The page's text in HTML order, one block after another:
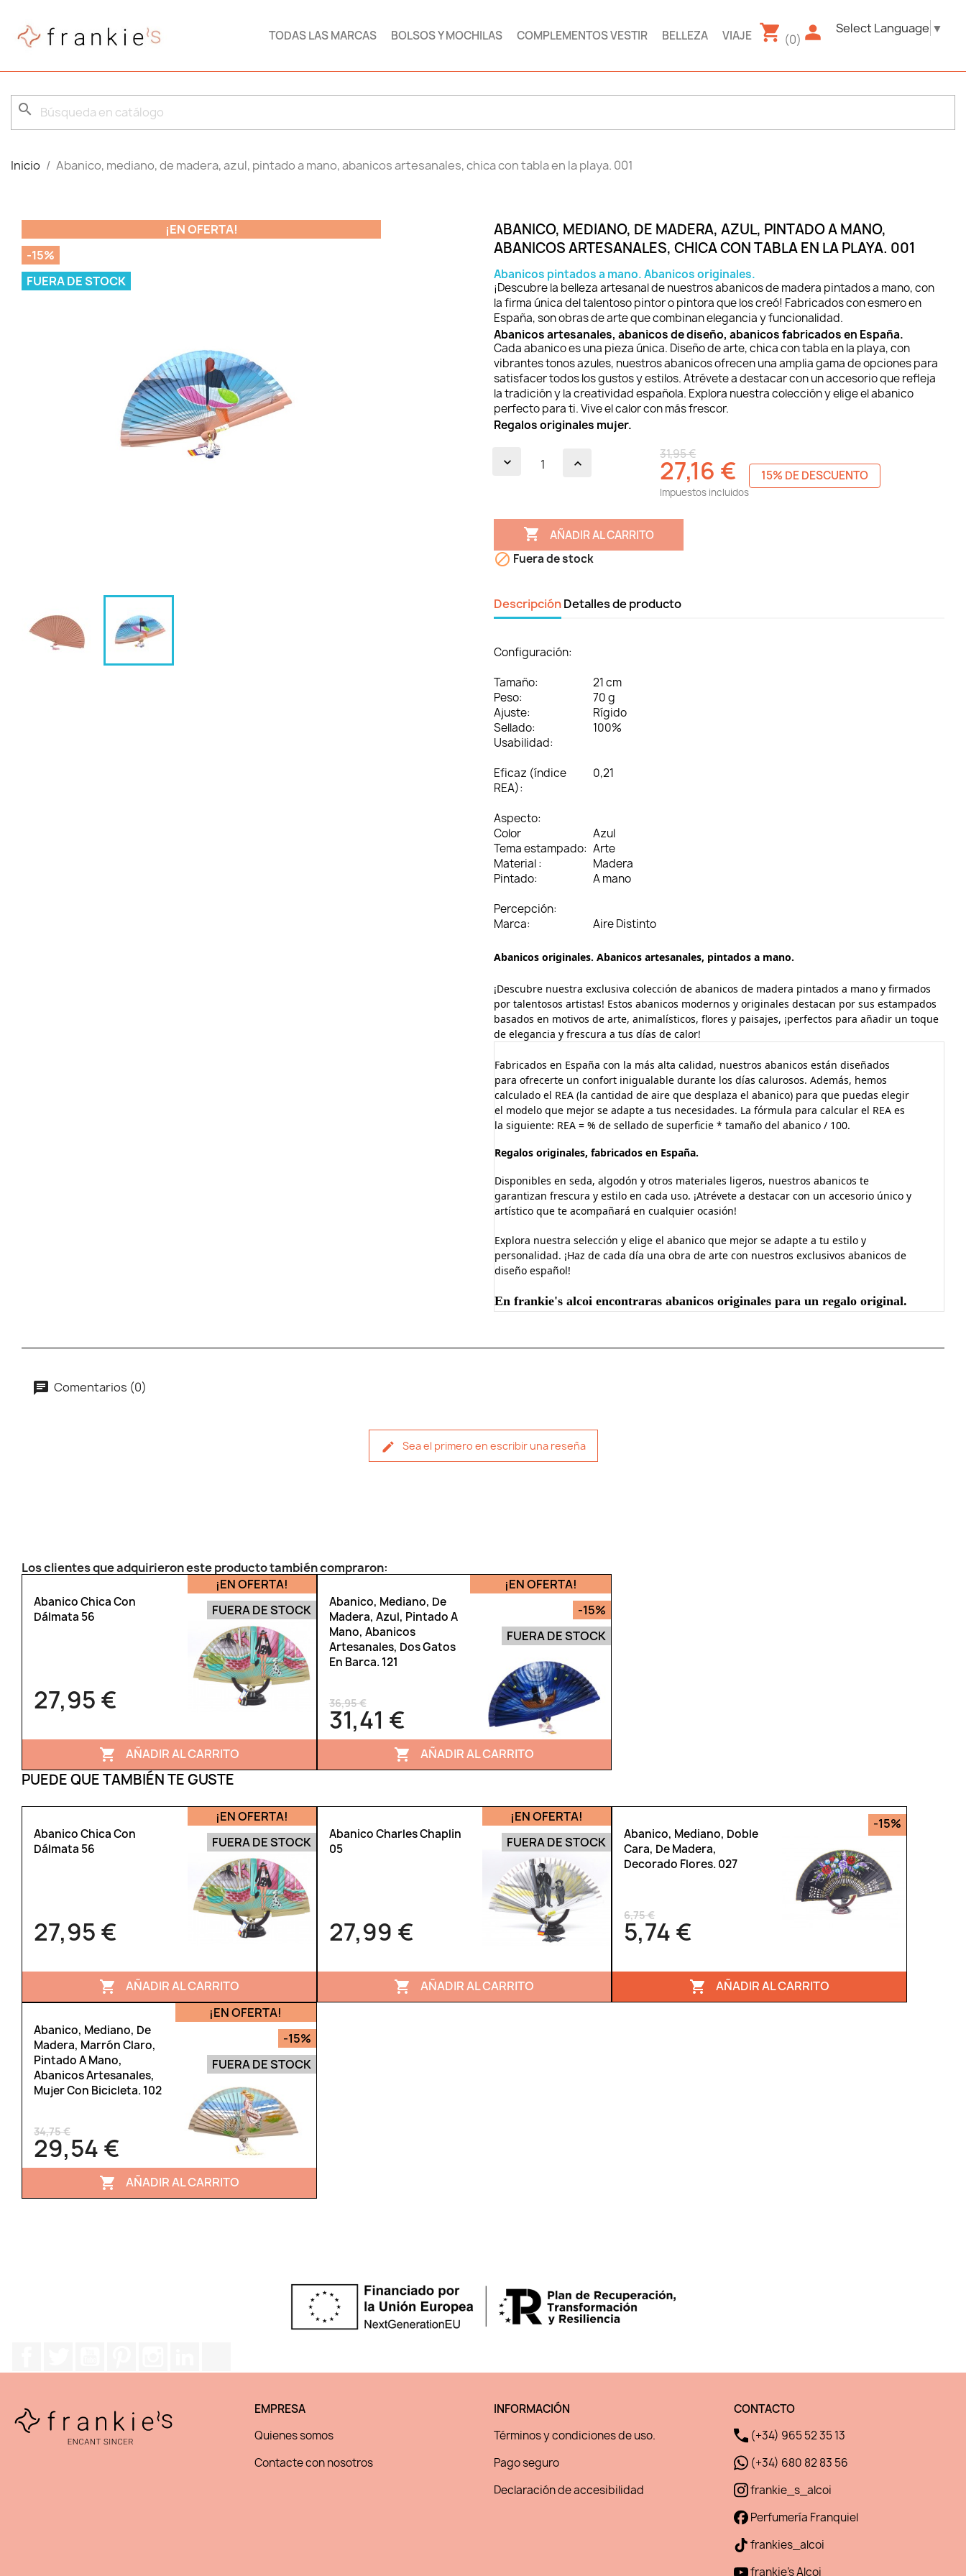
TODAS LAS MARCAS BOLSOS Y MOCHILAS COMPLEMENTOS VESTIR BELLEZA VIAJE (0)
Select Language ▼
search
Inicio Abanico, mediano, de madera, azul, pintado a mano, abanicos artesanales, chica con tabla en la playa. 001
¡EN OFERTA!
-15%
FUERA DE STOCK
ABANICO, MEDIANO, DE MADERA, AZUL, PINTADO A MANO,
ABANICOS ARTESANALES, CHICA CON TABLA EN LA PLAYA. 001
Abanicos pintados a mano. Abanicos originales.
¡Descubre la belleza artesanal de nuestros abanicos de madera pintados a mano, con
la firma única del talentoso pintor o pintora que los creó! Fabricados con esmero en
España, son obras de arte que combinan elegancia y funcionalidad.
Abanicos artesanales, abanicos de diseño, abanicos fabricados en España.
Cada abanico es una pieza única. Diseño de arte, chica con tabla en la playa, con
vibrantes tonos azules, nuestros abanicos ofrecen una amplia gama de opciones para
satisfacer todos los gustos y estilos. Atrévete a destacar con un accesorio que refleja
la tradición y la creatividad española. Explora nuestra colección y elige el abanico
perfecto para ti. Vive el calor con más frescor.
Regalos originales mujer.
31,95 €
27,16 € 15% DE DESCUENTO
Impuestos incluidos
 AÑADIR AL CARRITO
 Fuera de stock
DescripciónDetalles de producto
Configuración:
Tamaño:
21 cm
Peso:
70 g
Ajuste:
Rígido
Sellado:
100%
Usabilidad:
Eficaz (índice
REA):
0,21
Aspecto:
Color
Azul
Tema estampado: Arte
Material :
Madera
Pintado:
A mano
Percepción:
Marca:
Aire Distinto
Abanicos originales. Abanicos artesanales, pintados a mano.
¡Descubre nuestra exclusiva colección de abanicos de madera pintados a mano y firmados
por talentosos artistas! Estos abanicos modernos y originales destacan por sus estampados
basados en motivos de arte, animalísticos, flores y paisajes, ¡perfectos para añadir un toque
de elegancia y frescura a tus días de calor!
Fabricados en España con la más alta calidad, nuestros abanicos están diseñados
para ofrecerte un confort inigualable durante los días calurosos. Además, hemos
calculado el REA (la cantidad de aire que desplaza el abanico) para que puedas elegir
el modelo que mejor se adapte a tus necesidades. La fórmula para calcular el REA es
la siguiente: REA = % de sellado de superficie * tamaño del abanico / 100.
Regalos originales, fabricados en España.
Disponibles en seda, algodón y otros materiales ligeros, nuestros abanicos te
garantizan frescura y estilo en cada uso. ¡Atrévete a destacar con un accesorio único y
artístico que te acompañará en cualquier ocasión!
Explora nuestra selección y elige el abanico que mejor se adapte a tu estilo y
personalidad. ¡Haz de cada día una obra de arte con nuestros exclusivos abanicos de
diseño español!
En frankie's alcoi encontraras abanicos originales para un regalo original.
Comentarios (0)
Sea el primero en escribir una reseña
Los clientes que adquirieron este producto también compraron:
Abanico Chica Con
Dálmata 56
27,95 €
¡EN OFERTA!
FUERA DE STOCK
 AÑADIR AL CARRITO
Abanico, Mediano, De
Madera, Azul, Pintado A
Mano, Abanicos
Artesanales, Dos Gatos
En Barca. 121
36,95 €
31,41 €
¡EN OFERTA!
-15%
FUERA DE STOCK
 AÑADIR AL CARRITO
PUEDE QUE TAMBIÉN TE GUSTE
Abanico Chica Con
Dálmata 56
27,95 €
¡EN OFERTA!
FUERA DE STOCK
 AÑADIR AL CARRITO
Abanico Charles Chaplin
05
27,99 €
¡EN OFERTA!
FUERA DE STOCK
 AÑADIR AL CARRITO
Abanico, Mediano, Doble
Cara, De Madera,
Decorado Flores. 027
6,75 €
5,74 €
-15%
 AÑADIR AL CARRITO
Abanico, Mediano, De
Madera, Marrón Claro,
Pintado A Mano,
Abanicos Artesanales,
Mujer Con Bicicleta. 102
34,75 €
29,54 €
¡EN OFERTA!
-15%
FUERA DE STOCK
 AÑADIR AL CARRITO
EMPRESA
Quienes somos
Contacte con nosotros
INFORMACIÓN
Términos y condiciones de uso.
Pago seguro
Declaración de accesibilidad
CONTACTO
(+34) 965 52 35 13
(+34) 680 82 83 56
frankie_s_alcoi
Perfumería Franquiel
frankies_alcoi
frankie's Alcoi